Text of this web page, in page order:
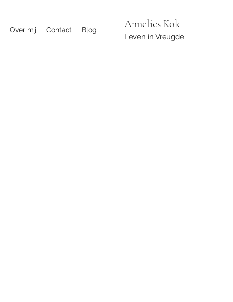
Over mij Contact Blog Annelies Kok
Leven in Vreugde